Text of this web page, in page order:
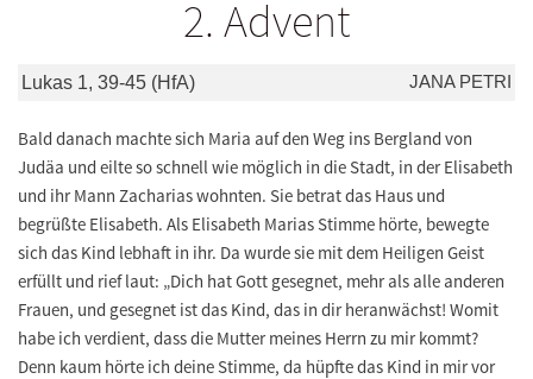
2. Advent
Lukas 1, 39-45 (HfA) JANA PETRI
Bald danach machte sich Maria auf den Weg ins Bergland von
Judäa und eilte so schnell wie möglich in die Stadt, in der Elisabeth
und ihr Mann Zacharias wohnten. Sie betrat das Haus und
begrüßte Elisabeth. Als Elisabeth Marias Stimme hörte, bewegte
sich das Kind lebhaft in ihr. Da wurde sie mit dem Heiligen Geist
erfüllt und rief laut: „Dich hat Gott gesegnet, mehr als alle anderen
Frauen, und gesegnet ist das Kind, das in dir heranwächst! Womit
habe ich verdient, dass die Mutter meines Herrn zu mir kommt?
Denn kaum hörte ich deine Stimme, da hüpfte das Kind in mir vor